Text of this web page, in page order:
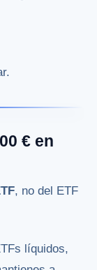
€ en
, no del ETF
líquidos,